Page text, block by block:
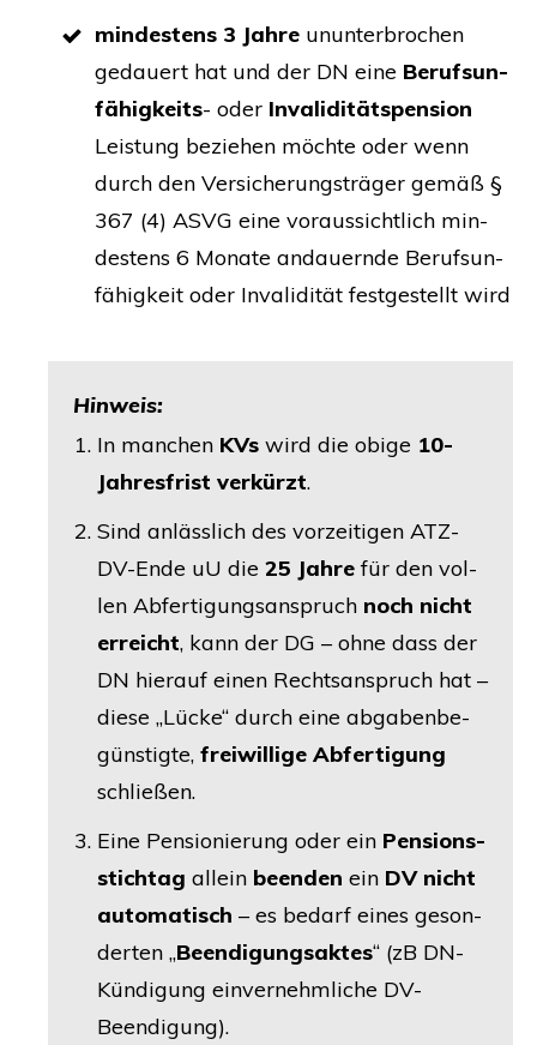
min­des­tens 3 Jah­re unun­ter­bro­chen
gedau­ert hat und der DN eine Berufs­un­
fä­hig­keits- oder Inva­li­di­täts­pen­si­on
Leis­tung bezie­hen möch­te oder wenn
durch den Ver­si­che­rungs­trä­ger gemäß §
367 (4) ASVG eine vor­aus­sicht­lich min­
des­tens 6 Mona­te andau­ern­de Berufs­un­
fä­hig­keit oder Inva­li­di­tät fest­ge­stellt wird
Hin­weis:
In man­chen KVs wird die obi­ge 10-
Jah­res­frist ver­kürzt.
Sind anläss­lich des vor­zei­ti­gen ATZ-
DV-Ende uU die 25 Jah­re für den vol­
len Abfer­ti­gungs­an­spruch noch nicht
erreicht, kann der DG – ohne dass der
DN hier­auf einen Rechts­an­spruch hat –
die­se „Lücke“ durch eine abga­ben­be­
güns­tig­te, frei­wil­li­ge Abfer­ti­gung
schließen.
Eine Pen­sio­nie­rung oder ein Pen­si­ons­
stich­tag allein been­den ein DVnicht
auto­ma­tisch – es bedarf eines geson­
der­ten „Been­di­gungs­ak­tes“ (zB DN-
Kün­di­gung ein­ver­nehm­li­che DV-
Beendigung).